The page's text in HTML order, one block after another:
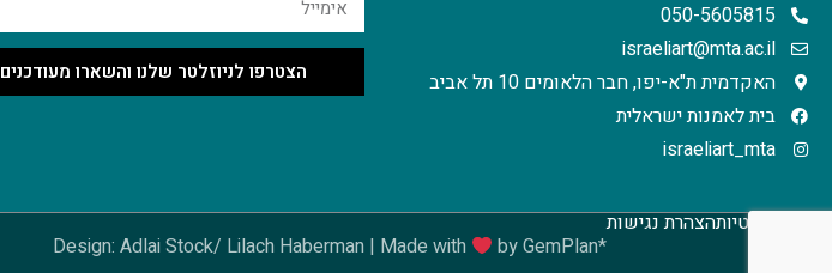
050-5605815
israeliart@mta.ac.il
האקדמית ת"א-יפו, חבר הלאומים 10 תל אביב
בית לאמנות ישראלית
israeliart_mta
הצטרפו לניוזלטר שלנו והשארו מעודכנים
מדיניות פרטיותהצהרת נגישות
Design: Adlai Stock/ Lilach Haberman | Made with
by GemPlan*